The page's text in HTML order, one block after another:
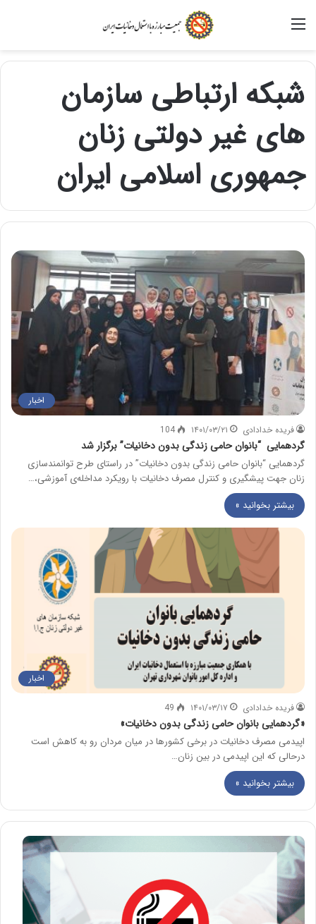
شبکه ارتباطی سازمان
های غیر دولتی زنان
جمهوری اسلامی ایران
اخبار
فریده خدادادی ۱۴۰۱/۰۳/۲۱ 104
گردهمایی “بانوان حامی زندگی بدون دخانیات” برگزار شد
گردهمایی “بانوان حامی زندگی بدون دخانیات” در راستای طرح توانمندسازی
زنان جهت پیشگیری و کنترل مصرف دخانیات با رویکرد مداخله‌ی‌‌‌ آموزشی،…
بیشتر بخوانید »
اخبار
فریده خدادادی ۱۴۰۱/۰۳/۱۷ 49
«گردهمایی بانوان حامی زندگی بدون دخانیات»
اپیدمی مصرف دخانیات در برخی کشورها در میان مردان رو به کاهش است
درحالی که این اپیدمی در بین زنان…
بیشتر بخوانید »